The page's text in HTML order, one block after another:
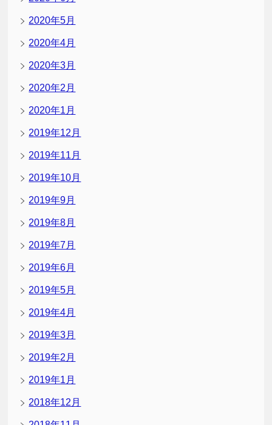
2020年5月
2020年4月
2020年3月
2020年2月
2020年1月
2019年12月
2019年11月
2019年10月
2019年9月
2019年8月
2019年7月
2019年6月
2019年5月
2019年4月
2019年3月
2019年2月
2019年1月
2018年12月